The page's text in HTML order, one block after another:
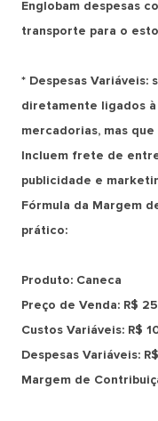
Englobam despesas
transporte para o
* Despesas Variáveis:
diretamente ligados
mercadorias, mas
Incluem frete de
publicidade e
Fórmula da Margem
prático:
Produto: Caneca
Preço de Venda: R$
Custos Variáveis: R$
Despesas Variáveis:
Margem de